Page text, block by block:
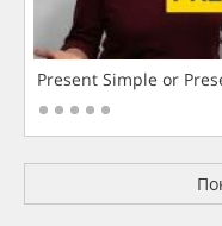
Present Simple or